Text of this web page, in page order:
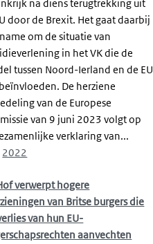
na diens terugtrekking uit
door de Brexit. Het gaat daarbij
om de situatie van
in het VK die de
tussen Noord-Ierland en de EU
De herziene
van de Europese
van 9 juni 2023 volgt op
verklaring van...
2022
verwerpt hogere
van Britse burgers die
van hun EU-
aanvechten